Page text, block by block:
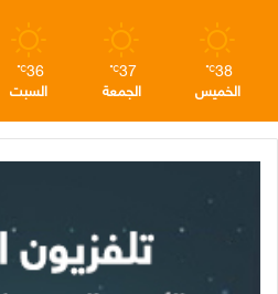
38
℃
الخميس
37
℃
الجمعة
36
℃
السبت